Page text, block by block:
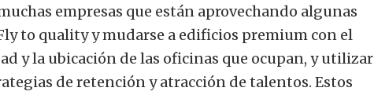
empresas que están aprovechando algunas
to quality y mudarse a edificios premium con el
y la ubicación de las oficinas que ocupan, y utilizar
de retención y atracción de talentos. Estos